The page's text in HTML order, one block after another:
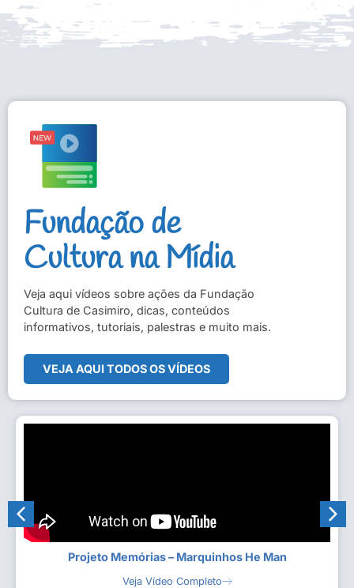
Fundação de
Cultura na Mídia
Veja aqui vídeos sobre ações da Fundação
Cultura de Casimiro, dicas, conteúdos
informativos, tutoriais, palestras e muito mais.
VEJA AQUI TODOS OS VÍDEOS
Projeto Memórias – Marquinhos He Man
Veja Vídeo Completo